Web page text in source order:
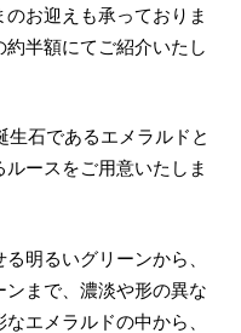
お迎えも承っておりま
半額にてご紹介いたし
石であるエメラルドと
ースをご用意いたしま
明るいグリーンから、
まで、濃淡や形の異な
エメラルドの中から、